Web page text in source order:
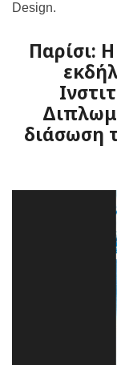
Design.
Παρίσι:
διάσωση